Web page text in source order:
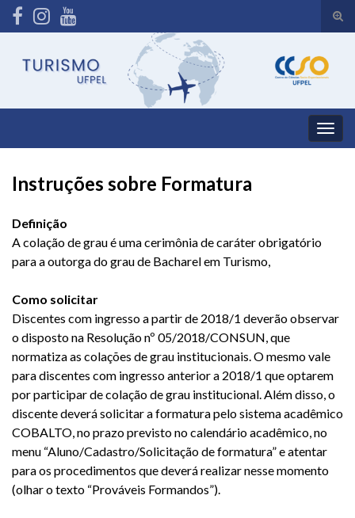
Instruções sobre Formatura
Definição
A colação de grau é uma cerimônia de caráter obrigatório
para a outorga do grau de Bacharel em Turismo,
Como solicitar
Discentes com ingresso a partir de 2018/1 deverão observar
o disposto na Resolução nº 05/2018/CONSUN, que
normatiza as colações de grau institucionais. O mesmo vale
para discentes com ingresso anterior a 2018/1 que optarem
por participar de colação de grau institucional. Além disso, o
discente deverá solicitar a formatura pelo sistema acadêmico
COBALTO, no prazo previsto no calendário acadêmico, no
menu “Aluno/Cadastro/Solicitação de formatura” e atentar
para os procedimentos que deverá realizar nesse momento
(olhar o texto “Prováveis Formandos”).